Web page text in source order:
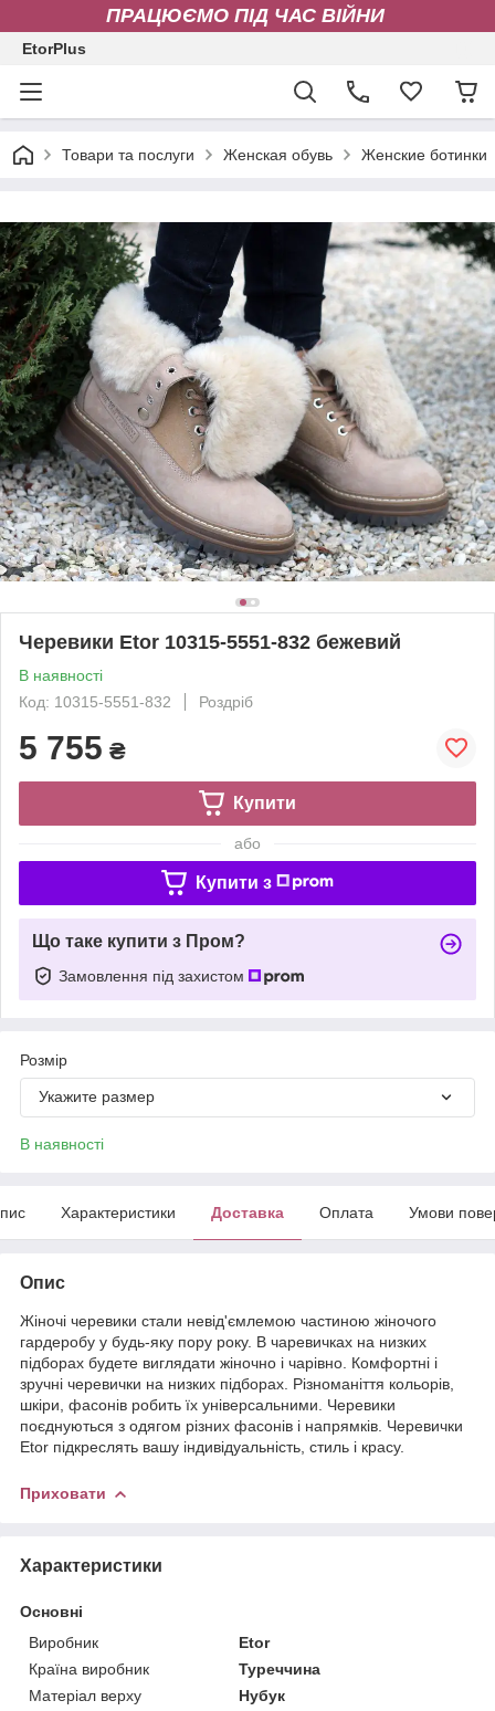
ПРАЦЮЄМО ПІД ЧАС ВІЙНИ
EtorPlus
Товари та послуги Женская обувь Женские ботинки
Черевики Etor 10315-5551-832 бежевий
В наявності
Код: 10315-5551-832
Роздріб
5 755 ₴
Купити
або
Купити з
Що таке купити з Пром?
Замовлення під захистом
Розмір
Укажите размер
В наявності
Характеристики Доставка Оплата Умови
Опис
Жіночі черевики стали невід'ємлемою частиною жіночого
гардеробу у будь-яку пору року. В чаревичках на низких
підборах будете виглядати жіночно і чарівно. Комфортні і
зручні черевички на низких підборах. Різноманіття кольорів,
шкіри, фасонів робить їх універсальними. Черевики
поєднуються з одягом різних фасонів і напрямків. Черевички
Etor підкреслять вашу індивідуальність, стиль і красу.
Приховати
Характеристики
Основні
Виробник
Etor
Країна виробник
Туреччина
Матеріал верху
Нубук